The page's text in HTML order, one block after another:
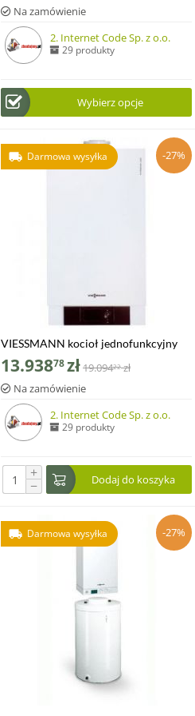
Na zamówienie
2. Internet Code Sp. z o.o.
29 produkty
Wybierz opcje
Darmowa wysyłka -27%
VIESSMANN kocioł jednofunkcyjny
VITODENS 200-W 1,9-13,0 kW z
regulatorem stałotemperaturowym
Vitotronic 100, typ HC1B
13.93878zł19.09422 zł
Na zamówienie
2. Internet Code Sp. z o.o.
29 produkty
+
− Dodaj do koszyka
Darmowa wysyłka -27%